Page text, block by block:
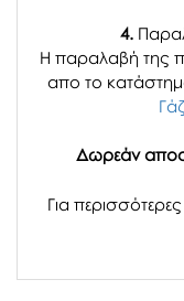
4.
H παραλαβή της
απο το
Δωρεάν
Για